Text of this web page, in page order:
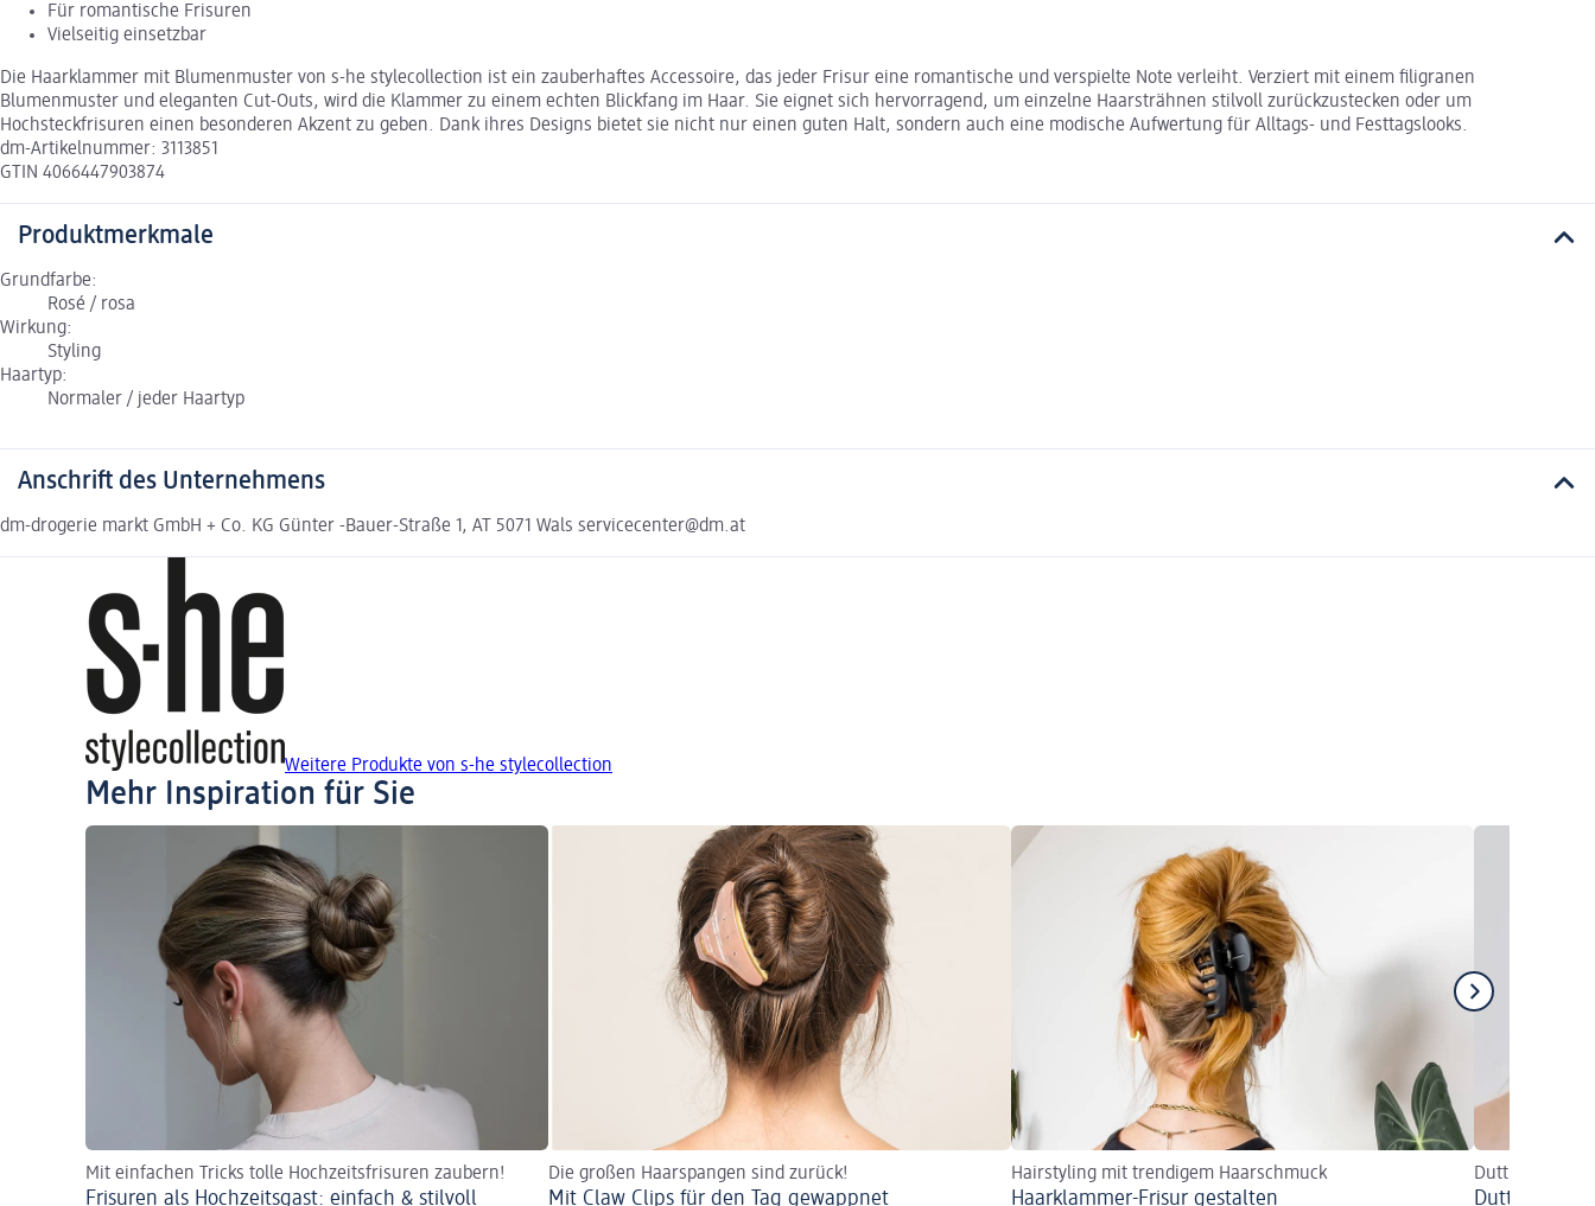
Für romantische Frisuren
Vielseitig einsetzbar
Die Haarklammer mit Blumenmuster von s-he stylecollection ist ein zauberhaftes Accessoire, das jeder Frisur eine romantische und verspielte Note verleiht. Verziert mit einem filigranen
Blumenmuster und eleganten Cut-Outs, wird die Klammer zu einem echten Blickfang im Haar. Sie eignet sich hervorragend, um einzelne Haarsträhnen stilvoll zurückzustecken oder um
Hochsteckfrisuren einen besonderen Akzent zu geben. Dank ihres Designs bietet sie nicht nur einen guten Halt, sondern auch eine modische Aufwertung für Alltags- und Festtagslooks.
dm-Artikelnummer: 3113851
GTIN 4066447903874
Produktmerkmale
Grundfarbe:
Rosé / rosa
Wirkung:
Styling
Haartyp:
Normaler / jeder Haartyp
Anschrift des Unternehmens
dm-drogerie markt GmbH + Co. KG Günter -Bauer-Straße 1, AT 5071 Wals servicecenter@dm.at
Weitere Produkte von s-he stylecollection
Mehr Inspiration für Sie
Mit einfachen Tricks tolle Hochzeitsfrisuren zaubern!
Frisuren als Hochzeitsgast: einfach & stilvoll
Die großen Haarspangen sind zurück!
Mit Claw Clips für den Tag gewappnet
Hairstyling mit trendigem Haarschmuck
Haarklammer-Frisur gestalten
Duttkissen:
Dutt mit